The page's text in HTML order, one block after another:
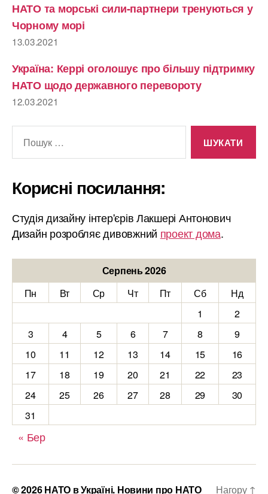
НАТО та морські сили-партнери тренуються у
Чорному морі
13.03.2021
Україна: Керрі оголошує про більшу підтримку
НАТО щодо державного перевороту
12.03.2021
Корисні посилання:
Студія дизайну інтер'єрів Лакшері Антонович
Дизайн розробляє дивовжний проект дома.
Серпень 2026
Пн
Вт Ср Чт Пт Сб
Нд
1
2
3
4 5 6 7 8
9
10
11 12 13 14 15
16
17
18 19 20 21 22
23
24
25 26 27 28 29
30
31
« Бер
© 2026НАТО в Україні. Новини про НАТО Нагору ↑